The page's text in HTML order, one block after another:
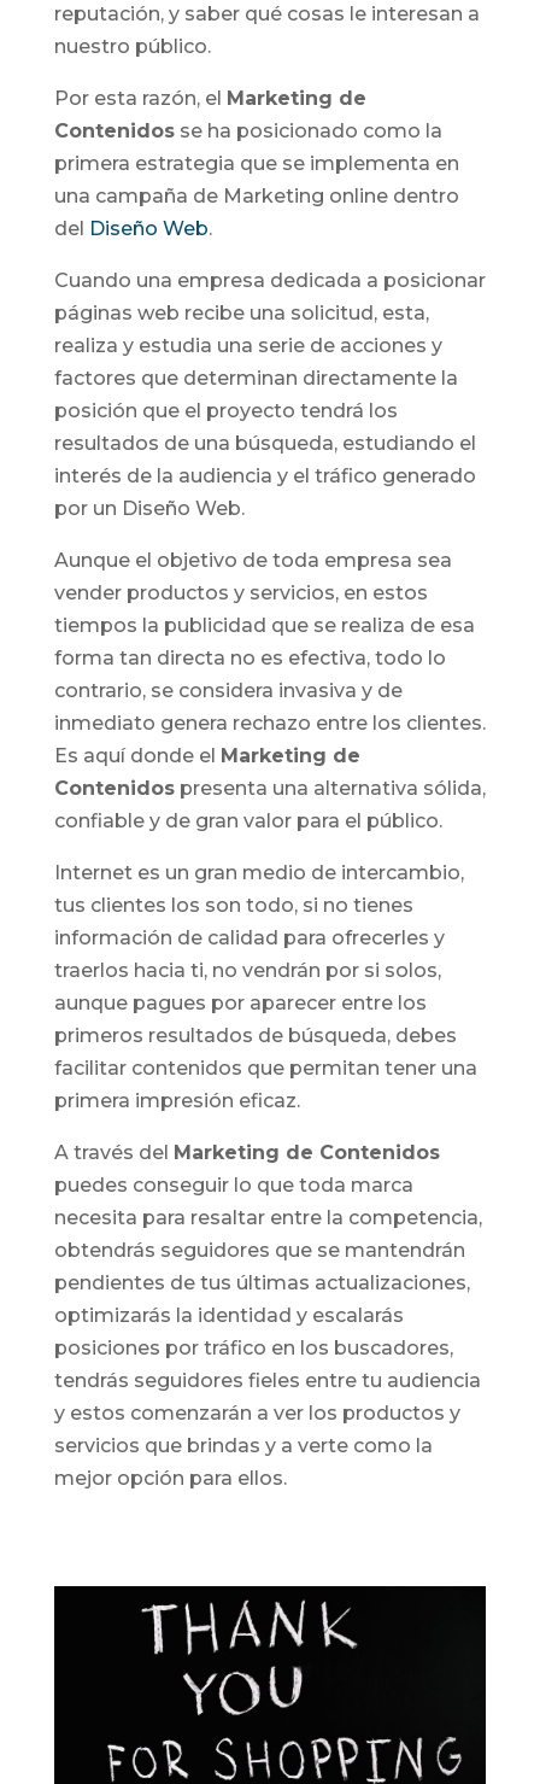
reputación, y saber qué cosas le interesan a
nuestro público.
Por esta razón, el Marketing de
Contenidosse ha posicionado como la
primera estrategia que se implementa en
una campaña de Marketing online dentro
del Diseño Web.
Cuando una empresa dedicada a posicionar
páginas web recibe una solicitud, esta,
realiza y estudia una serie de acciones y
factores que determinan directamente la
posición que el proyecto tendrá los
resultados de una búsqueda, estudiando el
interés de la audiencia y el tráfico generado
por un Diseño Web.
Aunque el objetivo de toda empresa sea
vender productos y servicios, en estos
tiempos la publicidad que se realiza de esa
forma tan directa no es efectiva, todo lo
contrario, se considera invasiva y de
inmediato genera rechazo entre los clientes.
Es aquí donde el Marketing de
Contenidospresenta una alternativa sólida,
confiable y de gran valor para el público.
Internet es un gran medio de intercambio,
tus clientes los son todo, si no tienes
información de calidad para ofrecerles y
traerlos hacia ti, no vendrán por si solos,
aunque pagues por aparecer entre los
primeros resultados de búsqueda, debes
facilitar contenidos que permitan tener una
primera impresión eficaz.
A través del Marketing de Contenidos
puedes conseguir lo que toda marca
necesita para resaltar entre la competencia,
obtendrás seguidores que se mantendrán
pendientes de tus últimas actualizaciones,
optimizarás la identidad y escalarás
posiciones por tráfico en los buscadores,
tendrás seguidores fieles entre tu audiencia
y estos comenzarán a ver los productos y
servicios que brindas y a verte como la
mejor opción para ellos.